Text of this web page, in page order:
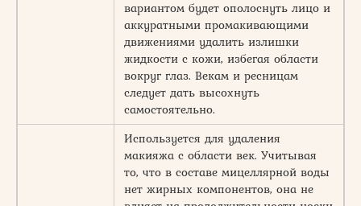
вариантом будет ополоснуть лицо и
аккуратными промакивающими
движениями удалить излишки
жидкости с кожи, избегая области
вокруг глаз. Векам и ресницам
следует дать высохнуть
самостоятельно.
Используется для удаления
макияжа с области век. Учитывая
то, что в составе мицеллярной воды
нет жирных компонентов, она не